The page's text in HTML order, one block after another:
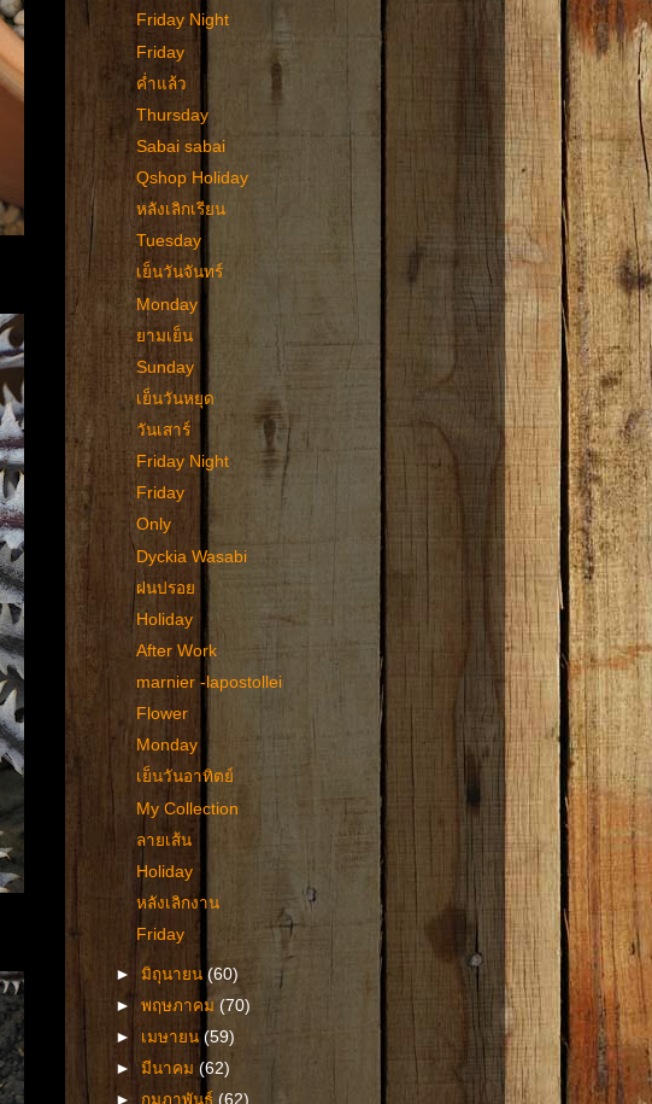
Friday Night
Friday
ค่ำแล้ว
Thursday
Sabai sabai
Qshop Holiday
หลังเลิกเรียน
Tuesday
เย็นวันจันทร์
Monday
ยามเย็น
Sunday
เย็นวันหยุด
วันเสาร์
Friday Night
Friday
Only
Dyckia Wasabi
ฝนปรอย
Holiday
After Work
marnier -lapostollei
Flower
Monday
เย็นวันอาทิตย์
My Collection
ลายเส้น
Holiday
หลังเลิกงาน
Friday
►มิถุนายน(60)
►พฤษภาคม(70)
► เมษายน(59)
►มีนาคม(62)
► กุมภาพันธ์(62)